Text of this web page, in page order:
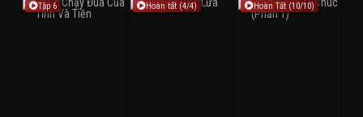
Tập 6 Hoàn tất (4/4) Hoàn Tất (10/10)